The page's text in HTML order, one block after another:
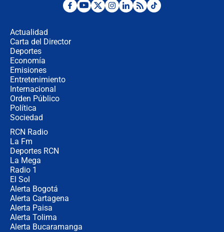
Ministro de Defensa no descarta el
Actualidad
Carta del Director
Deportes
Economía
Emisiones
Entretenimiento
Internacional
Orden Público
Política
Sociedad
RCN Radio
La Fm
Deportes RCN
La Mega
Radio 1
El Sol
Alerta Bogotá
Alerta Cartagena
Alerta Paisa
Alerta Tolima
Alerta Bucaramanga